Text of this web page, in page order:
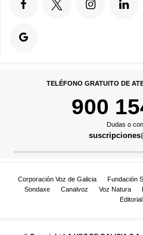
TELÉFONO GRATUITO DE
900
Dudas o
Corporación Voz de Galicia Fundación
Sondaxe
Canalvoz Voz Natura
Editorial